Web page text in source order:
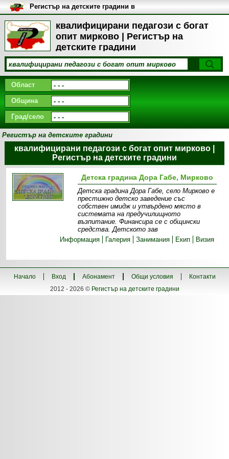
квалифицирани педагози с богат
опит мирково | Регистър на
детските градини
Регистър на детските градини в
България
Област
Община
Град/село
Регистър на детските градини
квалифицирани педагози с богат опит мирково |
Регистър на детските градини
Детска градина Дора Габе, Мирково
Детска градина Дора Габе, село Мирково е
престижно детско заведение със
собствен имидж и утвърдено място в
системата на предучилищното
възпитание. Финансира се с общински
средства. Детското зав
Информация
Галерия Занимания Екип Визия
Начало Вход Абонамент Общи условия
Контакти
2012 - 2026 © Регистър на детските градини